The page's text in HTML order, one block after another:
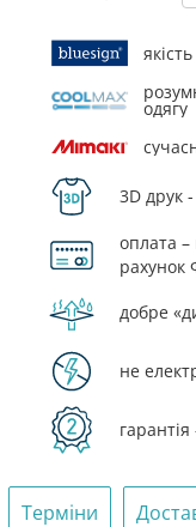
одягу
3D друк
оплата
рахунок
добре
не
Терміни